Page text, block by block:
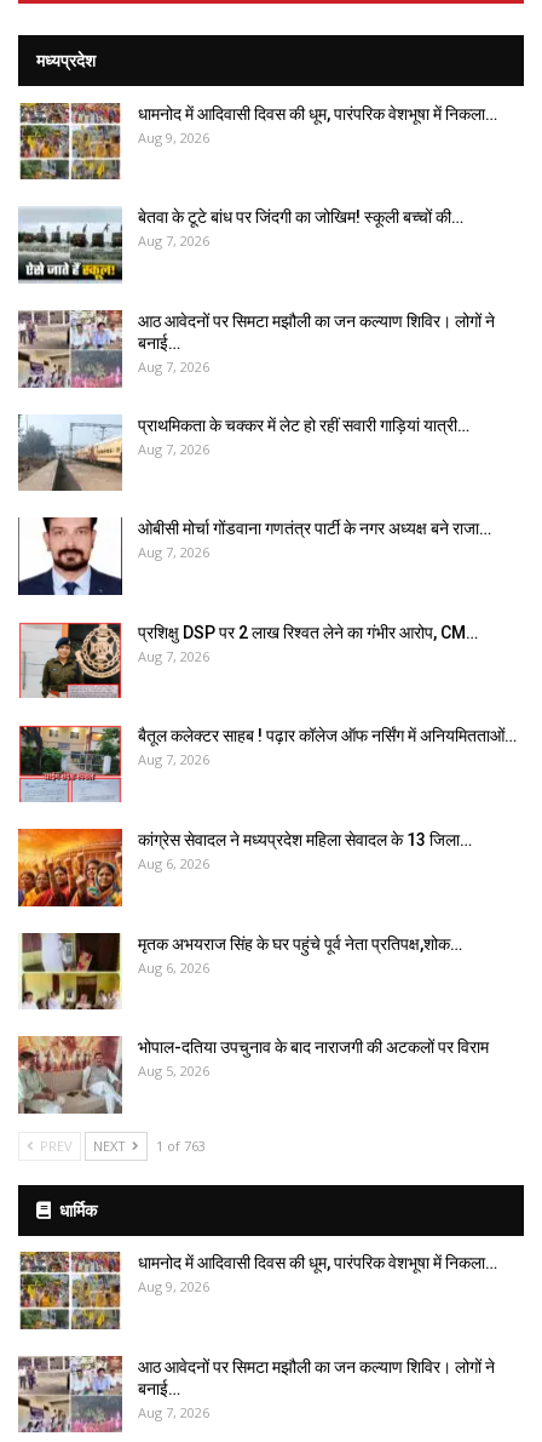
मध्यप्रदेश
धामनोद में आदिवासी दिवस की धूम, पारंपरिक वेशभूषा में निकला…
Aug 9, 2026
बेतवा के टूटे बांध पर जिंदगी का जोखिम! स्कूली बच्चों की…
Aug 7, 2026
आठ आवेदनों पर सिमटा मझौली का जन कल्याण शिविर। लोगों ने
बनाई…
Aug 7, 2026
प्राथमिकता के चक्कर में लेट हो रहीं सवारी गाड़ियां यात्री…
Aug 7, 2026
ओबीसी मोर्चा गोंडवाना गणतंत्र पार्टी के नगर अध्यक्ष बने राजा…
Aug 7, 2026
प्रशिक्षु DSP पर ₹2 लाख रिश्वत लेने का गंभीर आरोप, CM…
Aug 7, 2026
बैतूल कलेक्टर साहब ! पढ़ार कॉलेज ऑफ नर्सिंग में अनियमितताओं…
Aug 7, 2026
कांग्रेस सेवादल ने मध्यप्रदेश महिला सेवादल के 13 जिला…
Aug 6, 2026
मृतक अभयराज सिंह के घर पहुंचे पूर्व नेता प्रतिपक्ष,शोक…
Aug 6, 2026
भोपाल-दतिया उपचुनाव के बाद नाराजगी की अटकलों पर विराम
Aug 5, 2026
PREV NEXT 1 of 763
धार्मिक
धामनोद में आदिवासी दिवस की धूम, पारंपरिक वेशभूषा में निकला…
Aug 9, 2026
आठ आवेदनों पर सिमटा मझौली का जन कल्याण शिविर। लोगों ने
बनाई…
Aug 7, 2026